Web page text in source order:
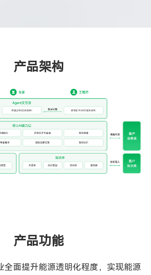
产品架构
产品功能
全面提升能源透明化程度，实现能源